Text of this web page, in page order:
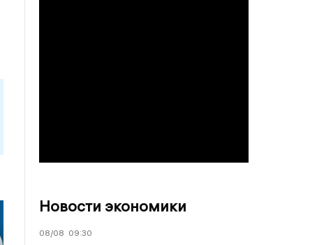
Новости экономики
08/08 09:30